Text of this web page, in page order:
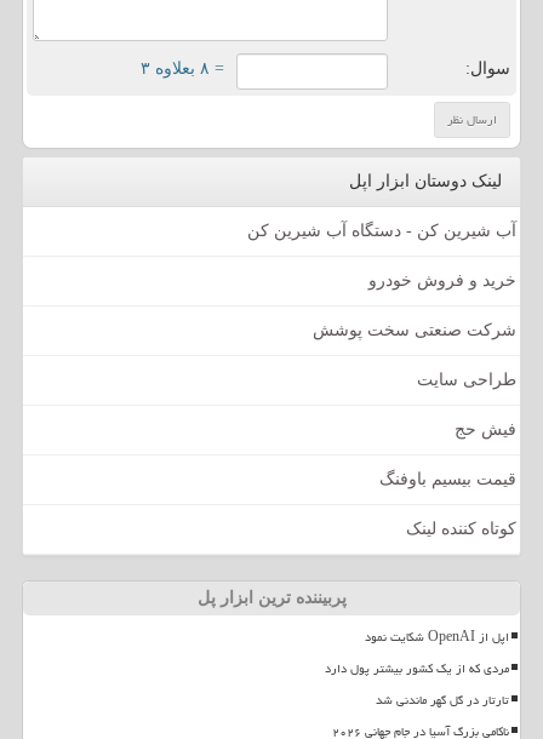
سوال: = ۸ بعلاوه ۳
لینک دوستان ابزار اپل
آب شیرین کن - دستگاه آب شیرین کن
خرید و فروش خودرو
شرکت صنعتی سخت پوشش
طراحی سایت
فیش حج
قیمت بیسیم باوفنگ
کوتاه کننده لینک
پربیننده ترین ابزار پل
اپل از OpenAI شکایت نمود
مردی که از یک کشور بیشتر پول دارد
تارتار در گل گهر ماندنی شد
ناکامی بزرگ آسیا در جام جهانی ۲۰۲۶